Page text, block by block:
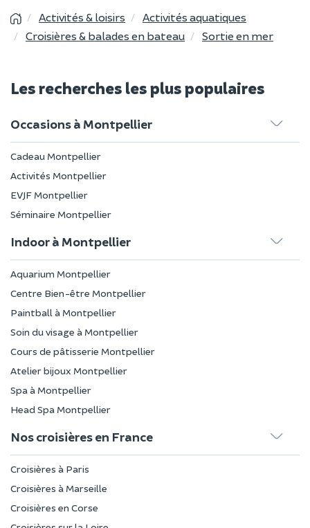
Activités & loisirs
Activités aquatiques
Croisières & balades en bateau
Sortie en mer
Les recherches les plus populaires
Occasions à Montpellier
Cadeau Montpellier
Activités Montpellier
EVJF Montpellier
Séminaire Montpellier
Indoor à Montpellier
Aquarium Montpellier
Centre Bien-être Montpellier
Paintball à Montpellier
Soin du visage à Montpellier
Cours de pâtisserie Montpellier
Atelier bijoux Montpellier
Spa à Montpellier
Head Spa Montpellier
Nos croisières en France
Croisières à Paris
Croisières à Marseille
Croisières en Corse